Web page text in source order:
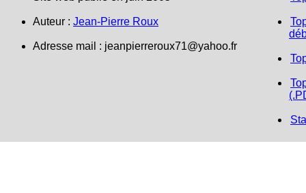
Auteur : Jean-Pierre Roux
Adresse mail : jeanpierreroux71@yahoo.fr